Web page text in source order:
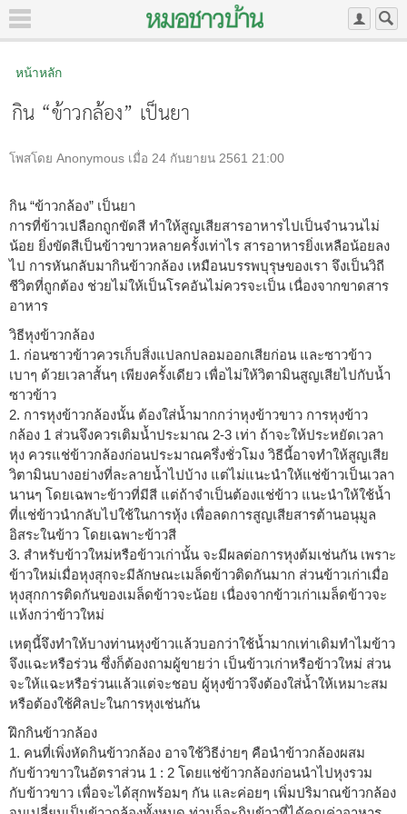
หน้าหลัก
กิน “ข้าวกล้อง” เป็นยา
โพสโดย Anonymous เมื่อ 24 กันยายน 2561 21:00
กิน “ข้าวกล้อง” เป็นยา
การที่ข้าวเปลือกถูกขัดสี ทำให้สูญเสียสารอาหารไปเป็นจำนวนไม่
น้อย ยิ่งขัดสีเป็นข้าวขาวหลายครั้งเท่าไร สารอาหารยิ่งเหลือน้อยลง
ไป การหันกลับมากินข้าวกล้อง เหมือนบรรพบุรุษของเรา จึงเป็นวิถี
ชีวิตที่ถูกต้อง ช่วยไม่ให้เป็นโรคอันไม่ควรจะเป็น เนื่องจากขาดสาร
อาหาร
วิธีหุงข้าวกล้อง
1. ก่อนซาวข้าวควรเก็บสิ่งแปลกปลอมออกเสียก่อน และซาวข้าว
เบาๆ ด้วยเวลาสั้นๆ เพียงครั้งเดียว เพื่อไม่ให้วิตามินสูญเสียไปกับน้ำ
ซาวข้าว
2. การหุงข้าวกล้องนั้น ต้องใส่น้ำมากกว่าหุงข้าวขาว การหุงข้าว
กล้อง 1 ส่วนจึงควรเติมน้ำประมาณ 2-3 เท่า ถ้าจะให้ประหยัดเวลา
หุง ควรแช่ข้าวกล้องก่อนประมาณครึ่งชั่วโมง วิธีนี้อาจทำให้สูญเสีย
วิตามินบางอย่างที่ละลายน้ำไปบ้าง แต่ไม่แนะนำให้แช่ข้าวเป็นเวลา
นานๆ โดยเฉพาะข้าวที่มีสี แต่ถ้าจำเป็นต้องแช่ข้าว แนะนำให้ใช้น้ำ
ที่แช่ข้าวนำกลับไปใช้ในการหุ้ง เพื่อลดการสูญเสียสารต้านอนุมูล
อิสระในข้าว โดยเฉพาะข้าวสี
3. สำหรับข้าวใหม่หรือข้าวเก่านั้น จะมีผลต่อการหุงต้มเช่นกัน เพราะ
ข้าวใหม่เมื่อหุงสุกจะมีลักษณะเมล็ดข้าวติดกันมาก ส่วนข้าวเก่าเมื่อ
หุงสุกการติดกันของเมล็ดข้าวจะน้อย เนื่องจากข้าวเก่าเมล็ดข้าวจะ
แห้งกว่าข้าวใหม่
เหตุนี้จึงทำให้บางท่านหุงข้าวแล้วบอกว่าใช้น้ำมากเท่าเดิมทำไมข้าว
จึงแฉะหรือร่วน ซึ่งก็ต้องถามผู้ขายว่า เป็นข้าวเก่าหรือข้าวใหม่ ส่วน
จะให้แฉะหรือร่วนแล้วแต่จะชอบ ผู้หุงข้าวจึงต้องใส่น้ำให้เหมาะสม
หรือต้องใช้ศิลปะในการหุงเช่นกัน
ฝึกกินข้าวกล้อง
1. คนที่เพิ่งหัดกินข้าวกล้อง อาจใช้วิธีง่ายๆ คือนำข้าวกล้องผสม
กับข้าวขาวในอัตราส่วน 1 : 2 โดยแช่ข้าวกล้องก่อนนำไปหุงรวม
กับข้าวขาว เพื่อจะได้สุกพร้อมๆ กัน และค่อยๆ เพิ่มปริมาณข้าวกล้อง